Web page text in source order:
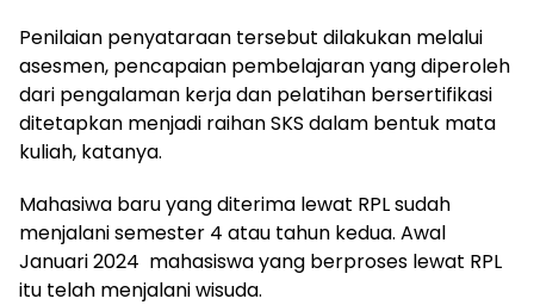
Penilaian penyataraan tersebut dilakukan melalui
asesmen, pencapaian pembelajaran yang diperoleh
dari pengalaman kerja dan pelatihan bersertifikasi
ditetapkan menjadi raihan SKS dalam bentuk mata
kuliah, katanya.
Mahasiwa baru yang diterima lewat RPL sudah
menjalani semester 4 atau tahun kedua. Awal
Januari 2024 mahasiswa yang berproses lewat RPL
itu telah menjalani wisuda.